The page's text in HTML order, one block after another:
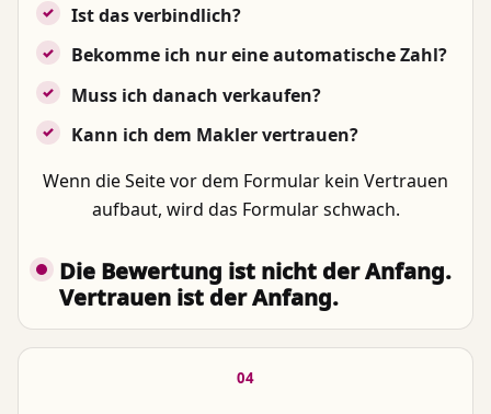
Ist das verbindlich?
Bekomme ich nur eine automatische Zahl?
Muss ich danach verkaufen?
Kann ich dem Makler vertrauen?
Wenn die Seite vor dem Formular kein Vertrauen
aufbaut, wird das Formular schwach.
Die Bewertung ist nicht der Anfang.
Vertrauen ist der Anfang.
04